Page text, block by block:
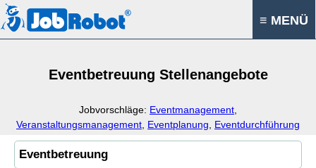
≡ MENÜ
Eventbetreuung Stellenangebote
Jobvorschläge: Eventmanagement
Veranstaltungsmanagement Eventplanung Eventdurchführung